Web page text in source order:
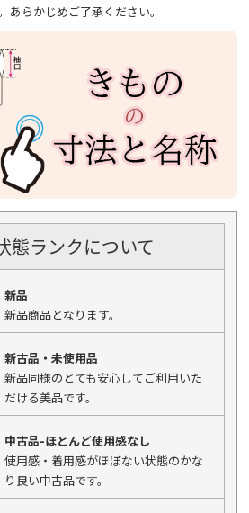
あらかじめご了承ください。
態ランクについて
新品
新品商品となります。
新古品・未使用品
新品同様のとても安心してご利用いた
だける美品です。
中古品-ほとんど使用感なし
使用感・着用感がほぼない状態のかな
り良い中古品です。